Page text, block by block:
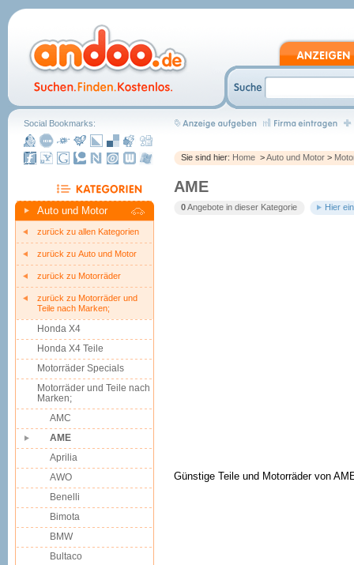
Sie sind hier: Home >Auto und Motor >
AME
0Angebote in dieser Kategorie Hier
Günstige Teile und Motorräder von
Social Bookmarks:
Auto und Motor
zurück zu allen Kategorien
zurück zu Auto und Motor
zurück zu Motorräder
zurück zu Motorräder und
Teile nach Marken;
Honda X4
Honda X4 Teile
Motorräder Specials
Motorräder und Teile nach
Marken;
AMC
AME
Aprilia
AWO
Benelli
Bimota
BMW
Bultaco